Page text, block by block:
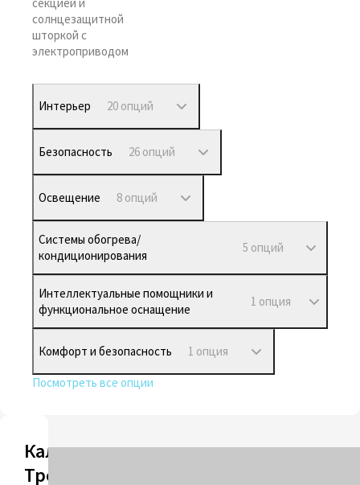
солнцезащитной
шторкой с
электроприводом
Интерьер 20 опций
Безопасность 26 опций
Освещение 8 опций
Системы обогрева/
кондиционирования
5 опций
Интеллектуальные помощники и
функциональное оснащение
1 опция
Комфорт и безопасность 1 опция
Посмотреть все опции
Калькулятор
Трейд-ин